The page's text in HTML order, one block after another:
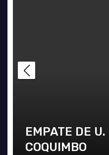
EMPATE DE
COQUIMBO